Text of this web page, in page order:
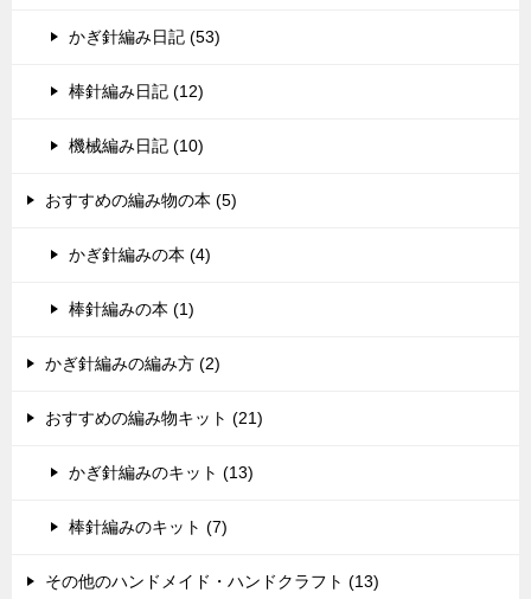
かぎ針編み日記 (53)
棒針編み日記 (12)
機械編み日記 (10)
おすすめの編み物の本 (5)
かぎ針編みの本 (4)
棒針編みの本 (1)
かぎ針編みの編み方 (2)
おすすめの編み物キット (21)
かぎ針編みのキット (13)
棒針編みのキット (7)
その他のハンドメイド・ハンドクラフト (13)